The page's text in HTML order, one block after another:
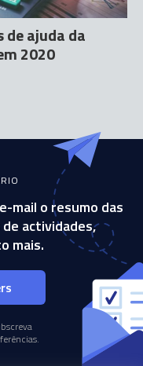
de ajuda da
2020
mail o resumo das
actividades,
mais.